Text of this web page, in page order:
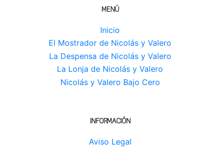
MENÚ
Inicio
El Mostrador de Nicolás y Valero
La Despensa de Nicolás y Valero
La Lonja de Nicolás y Valero
Nicolás y Valero Bajo Cero
INFORMACIÓN
Aviso Legal